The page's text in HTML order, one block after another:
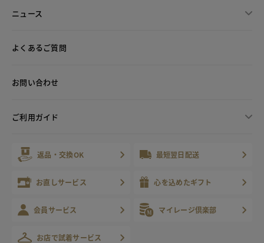
ニュース
よくあるご質問
お問い合わせ
ご利用ガイド
返品・交換OK 最短翌日配送
お直しサービス 心を込めたギフト
会員サービス マイレージ倶楽部
お店で試着サービス